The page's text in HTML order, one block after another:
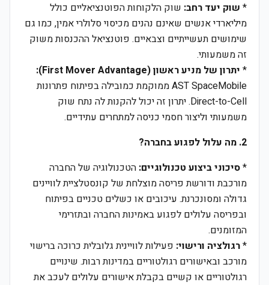
* שוק יעד רחב: שוק הלקוחות הפוטנציאליים כולל
מיליארדי אנשים שאינם נהנים מכיסוי סלולרי אמין, כמו גם
שימושים תעשייתיים וצבאיים. פוטנציאל ההכנסות משוק
זה משמעותי.
* יתרון של מניע ראשון (First Mover Advantage):
AST SpaceMobile ממוקמת כמובילה בפיתוח פתרונות
Direct-to-Cell. יתרון זה יכול להקנות לה נתח שוק
משמעותי וליצור חסמי כניסה למתחרים עתידיים.
2. מה עלול לפגוע בחברה?
*סיכוני ביצוע טכנולוגיים: הטכנולוגיה של החברה
מורכבת ודורשת פריסה מוצלחת של קונסטלציית לוויינים
גדולה ומסונכרנת. עיכובים או כשלים טכניים בפיתוח
ובפריסה עלולים לפגוע באמינות החברה ובתזרימי
המזומנים.
*רגולציה ורישוי: פעילות לוויינית גלובלית כרוכה ברישוי
מורכב ובאישורים רגולטוריים במדינות רבות. שינויים
רגולטוריים או קשיים בקבלת אישורים עלולים לעכב את